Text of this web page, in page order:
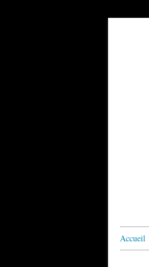
Accueil